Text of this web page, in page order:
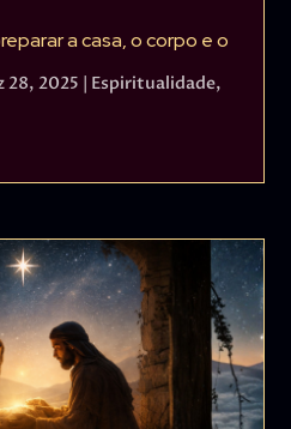
a casa, o corpo e o
28, 2025 | Espiritualidade,